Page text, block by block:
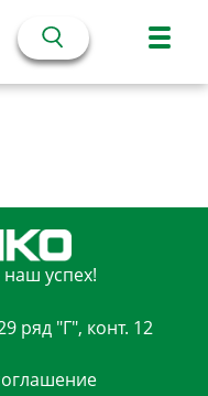
успех!
ряд "Г", конт. 12